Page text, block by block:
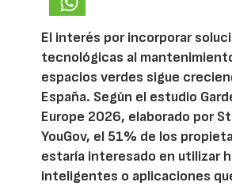
El interés por incorporar
tecnológicas al
espacios verdes sigue
España. Según el estudio
Europe 2026, elaborado por
YouGov, el 51% de los
estaría interesado en utilizar
inteligentes o aplicaciones